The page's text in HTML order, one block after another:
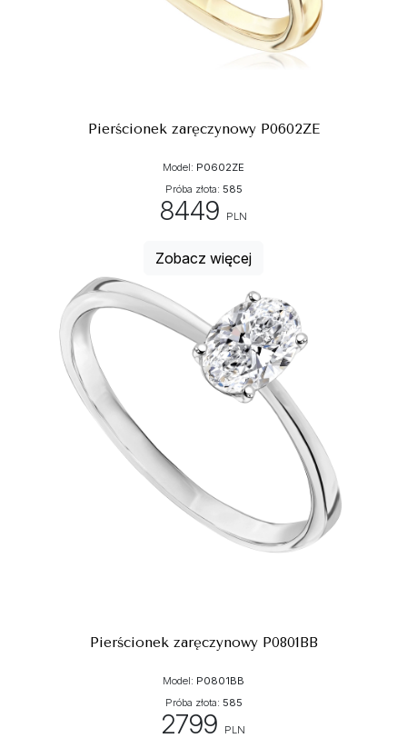
Pierścionek zaręczynowy P0602ZE
Model: P0602ZE
Próba złota: 585
8449 PLN
Zobacz więcej
Pierścionek zaręczynowy P0801BB
Model: P0801BB
Próba złota: 585
2799 PLN